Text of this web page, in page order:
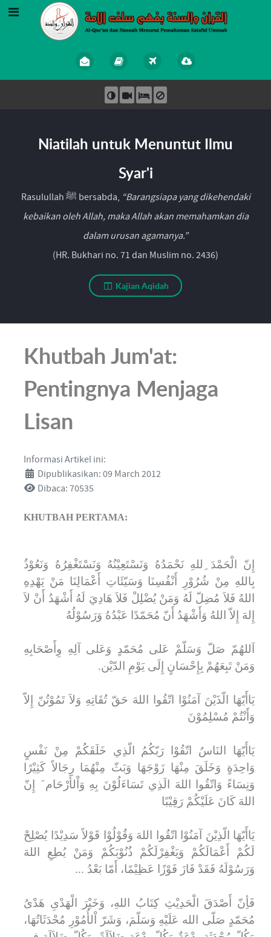
Niatilah untuk Menuntut Ilmu
Syar'i
Rasulullah ﷺ bersabda, “Barangsiapa yang dikehendaki
kebaikan oleh Allah, maka Allah akan memahamkan dia
dalam urusan agamanya.”
(HR. Bukhari no. 71 dan Muslim no. 2436)
Kajian Aqidah
Khutbah Jum'at:
Pentingnya Menjaga
Lisan
Informasi Artikel ini:
Dipublikasikan: 09 March 2012
Dibaca: 70535
KHUTBAH PERTAMA:
إِنّ الْحَمْدَ ِللهِ نَحْمَدُهُ وَنَسْتَعِيْنُهُ وَنَسْتَغْفِرُهُ وَنَعُوْذُ
بِاللهِ مِنْ شُرُوْرِ أَنْفُسِنَا وَسَيّئَاتِ أَعْمَالِنَا مَنْ يَهْدِهِ
اللهُ فَلاَ مُضِلّ لَهُ وَمَنْ يُضْلِلْ فَلاَ هَادِيَ لَهُ أَشْهَدُ أَنْ لاَ
إِلهَ إِلاّ اللهُ وَأَشْهَدُ أَنّ مُحَمّدًا عَبْدُهُ وَرَسُوْلُهُ
اَللهُمّ صَلّ وَسَلّمْ عَلى مُحَمّدٍ وَعَلى آلِهِ وِأَصْحَابِهِ
وَمَنْ تَبِعَهُمْ بِإِحْسَانٍ إِلَى يَوْمِ الدّيْن.
يَاأَيّهَا الّذَيْنَ آمَنُوْا اتّقُوا اللهَ حَقّ تُقَاتِهِ وَلاَ تَمُوْتُنّ إِلاّ
وَأَنْتُمْ مُسْلِمُوْنَ
يَاأَيّهَا النَاسُ اتّقُوْا رَبّكُمُ الّذِي خَلَقَكُمْ مِنْ نَفْسٍ
وَاحِدَةٍ وَخَلَقَ مِنْهَا زَوْجَهَا وَبَثّ مِنْهُمَا رِجَالاً كَثِيْرًا
وَنِسَاءً وَاتّقُوا اللهَ الَذِي تَسَاءَلُوْنَ بِهِ وَاْلأَرْحَام َ إِنّ
اللهَ كَانَ عَلَيْكُمْ رَقِيْبًا
يَاأَيّهَا الّذِيْنَ آمَنُوْا اتّقُوا اللهَ وَقُوْلُوْا قَوْلاً سَدِيْدًا يُصْلِحْ
لَكُمْ أَعْمَالَكُمْ وَيَغْفِرْلَكُمْ ذُنُوْبَكُمْ وَمَنْ يُطِعِ اللهَ
وَرَسُوْلَهُ فَقَدْ فَازَ فَوْزًا عَظِيْمًا، أَمّا بَعْدُ ...
فَأِنّ أَصْدَقَ الْحَدِيْثِ كِتَابُ اللهِ، وَخَيْرَ الْهَدْىِ هَدْىُ
مُحَمّدٍ صَلّى الله عَلَيْهِ وَسَلّمَ، وَشَرّ اْلأُمُوْرِ مُحْدَثَاتُهَا،